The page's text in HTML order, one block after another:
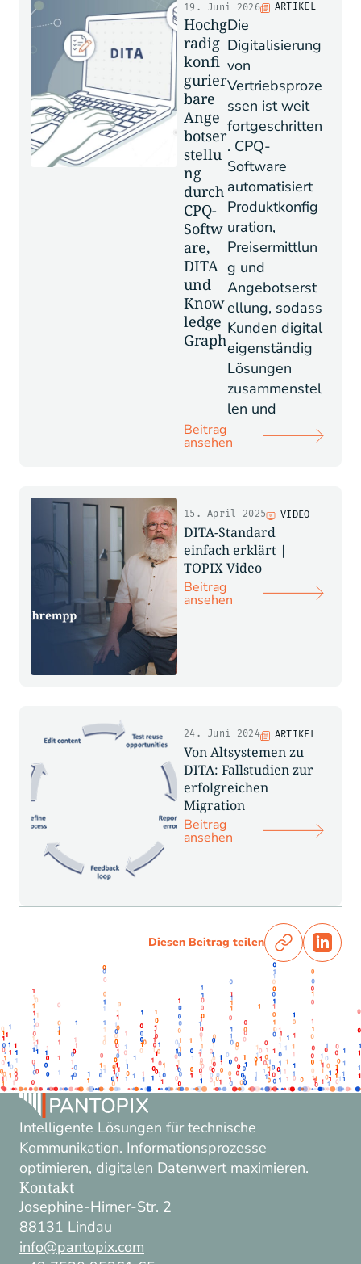
ARTIKEL
19. Juni 2026
Hochg
radig
konfi
gurier
bare
Ange
botser
stellu
ng
durch
CPQ-
Softw
are,
DITA
und
Know
ledge
Graph
Die
Digitalisierung
von
Vertriebsproze
ssen ist weit
fortgeschritten
. CPQ-
Software
automatisiert
Produktkonfig
uration,
Preisermittlun
g und
Angebotserst
ellung, sodass
Kunden digital
eigenständig
Lösungen
zusammenstel
len und
Beitrag
ansehen
VIDEO
15. April 2025
DITA-Standard
einfach erklärt |
TOPIX Video
Beitrag
ansehen
ARTIKEL
24. Juni 2024
Von Altsystemen zu
DITA: Fallstudien zur
erfolgreichen
Migration
Beitrag
ansehen
Diesen Beitrag teilen
Intelligente Lösungen für technische
Kommunikation. Informationsprozesse
optimieren, digitalen Datenwert maximieren.
Kontakt
Josephine-Hirner-Str. 2
88131 Lindau
info@pantopix.com